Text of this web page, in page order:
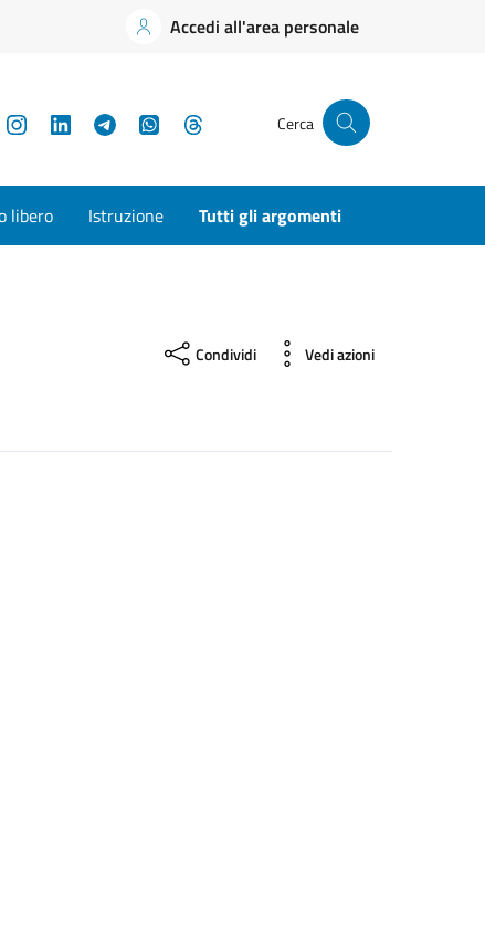
Accedi all'area personale
YouTubeInstagramLinkedInTelegramWhatsApp Cerca
libero Istruzione Tutti gli argomenti
Condividi Vedi azioni